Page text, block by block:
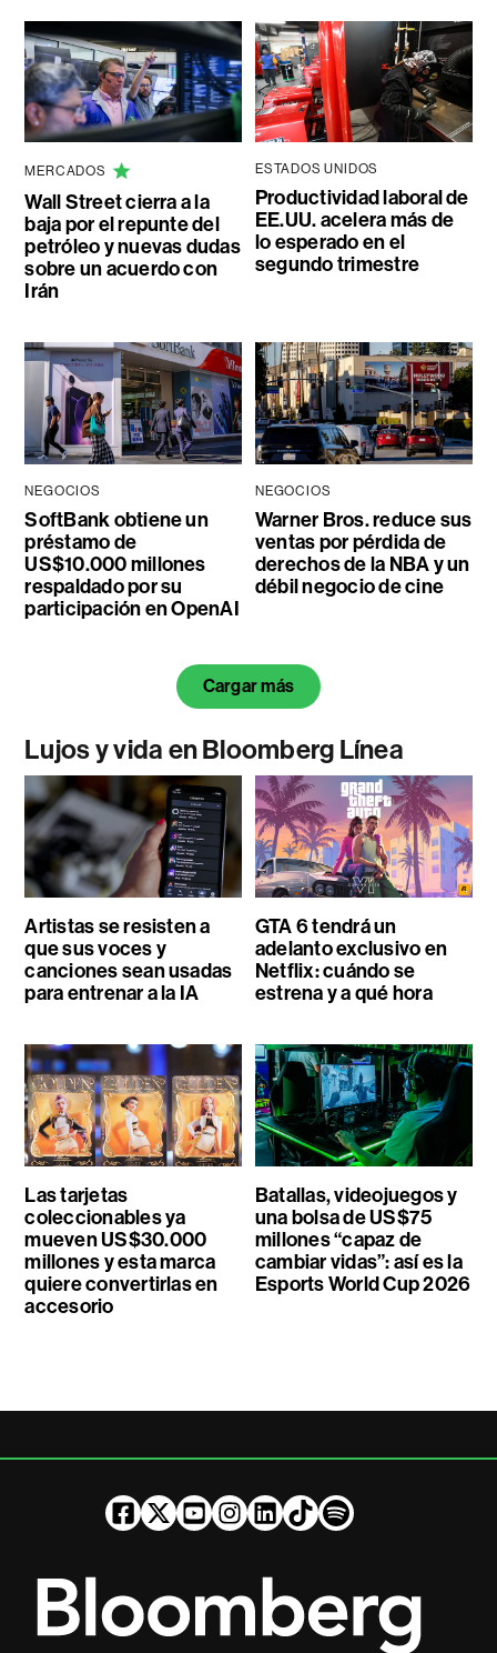
MERCADOS
Wall Street cierra a la
baja por el repunte del
petróleo y nuevas dudas
sobre un acuerdo con
Irán
ESTADOS UNIDOS
Productividad laboral de
EE.UU. acelera más de
lo esperado en el
segundo trimestre
NEGOCIOS
SoftBank obtiene un
préstamo de
US$10.000 millones
respaldado por su
participación en OpenAI
NEGOCIOS
Warner Bros. reduce sus
ventas por pérdida de
derechos de la NBA y un
débil negocio de cine
Cargar más
Lujos y vida en Bloomberg Línea
Artistas se resisten a
que sus voces y
canciones sean usadas
para entrenar a la IA
GTA 6 tendrá un
adelanto exclusivo en
Netflix: cuándo se
estrena y a qué hora
Las tarjetas
coleccionables ya
mueven US$30.000
millones y esta marca
quiere convertirlas en
accesorio
Batallas, videojuegos y
una bolsa de US$75
millones “capaz de
cambiar vidas”: así es la
Esports World Cup 2026